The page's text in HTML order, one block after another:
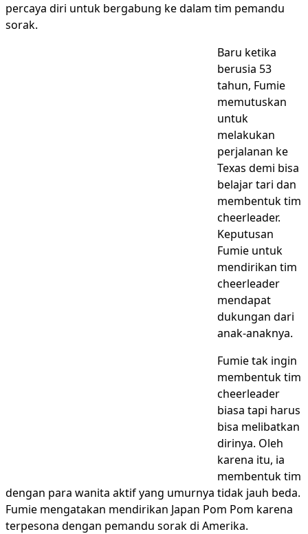
percaya diri untuk bergabung ke dalam tim pemandu
sorak.
Baru ketika
berusia 53
tahun, Fumie
memutuskan
untuk
melakukan
perjalanan ke
Texas demi bisa
belajar tari dan
membentuk tim
cheerleader.
Keputusan
Fumie untuk
mendirikan tim
cheerleader
mendapat
dukungan dari
anak-anaknya.
Fumie tak ingin
membentuk tim
cheerleader
biasa tapi harus
bisa melibatkan
dirinya. Oleh
karena itu, ia
membentuk tim
dengan para wanita aktif yang umurnya tidak jauh beda.
Fumie mengatakan mendirikan Japan Pom Pom karena
terpesona dengan pemandu sorak di Amerika.